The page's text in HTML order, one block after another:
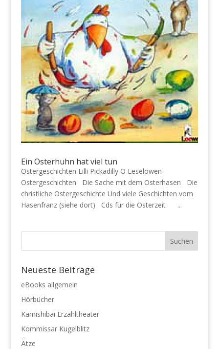
Ein Osterhuhn hat viel tun
Ostergeschichten Lilli Pickadilly O Leselöwen-
Ostergeschichten Die Sache mit dem Osterhasen Die
christliche Ostergeschichte Und viele Geschichten vom
Hasenfranz (siehe dort) Cds für die Osterzeit ...
Neueste Beiträge
eBooks allgemein
Hörbücher
Kamishibai Erzähltheater
Kommissar Kugelblitz
Ätze